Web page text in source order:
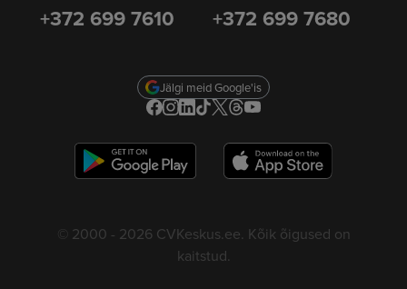
+372 699 7610 +372 699 7680
Jälgi meid Google'is
© 2000 - 2026 CVKeskus.ee. Kõik õigused on
kaitstud.